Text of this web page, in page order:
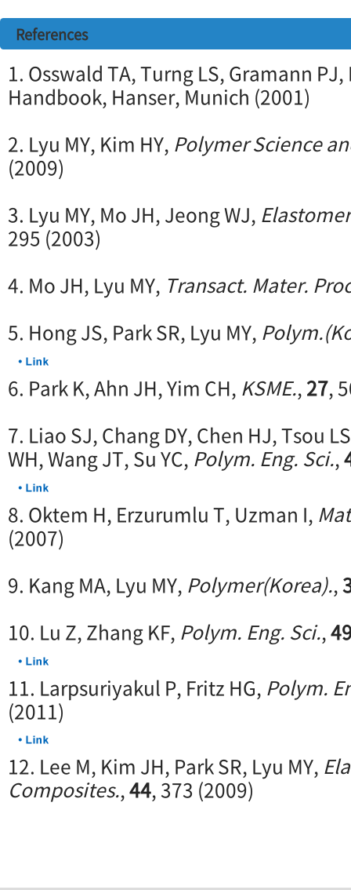
References
1. Osswald TA, Turng LS, Gramann
Handbook, Hanser, Munich (2001)
2. Lyu MY, Kim HY, Polymer Science
(2009)
3. Lyu MY, Mo JH, Jeong WJ,
295 (2003)
4. Mo JH, Lyu MY, Transact. Mater.
5. Hong JS, Park SR, Lyu MY,
6. Park K, Ahn JH, Yim CH, KSME.,27,
7. Liao SJ, Chang DY, Chen HJ, Tsou
WH, Wang JT, Su YC, Polym. Eng. Sci.,
8. Oktem H, Erzurumlu T, Uzman I,
(2007)
9. Kang MA, Lyu MY, Polymer(Korea).,
10. Lu Z, Zhang KF, Polym. Eng. Sci.,
11. Larpsuriyakul P, Fritz HG, Polym.
(2011)
12. Lee M, Kim JH, Park SR, Lyu MY,
Composites.,44, 373 (2009)